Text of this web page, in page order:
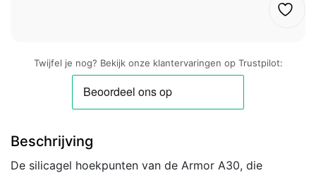
Twijfel je nog? Bekijk onze klantervaringen op Trustpilot:
Beschrijving
De silicagel hoekpunten van de Armor A30, die